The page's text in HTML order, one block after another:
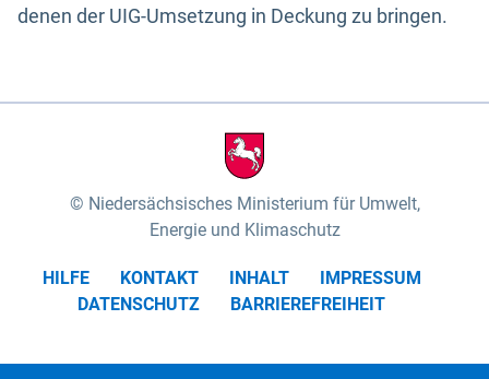
denen der UIG-Umsetzung in Deckung zu bringen.
Niedersächsisches Ministerium für Umwelt,
Energie und Klimaschutz
HILFE KONTAKT INHALT
IMPRESSUM
DATENSCHUTZ
BARRIEREFREIHEIT